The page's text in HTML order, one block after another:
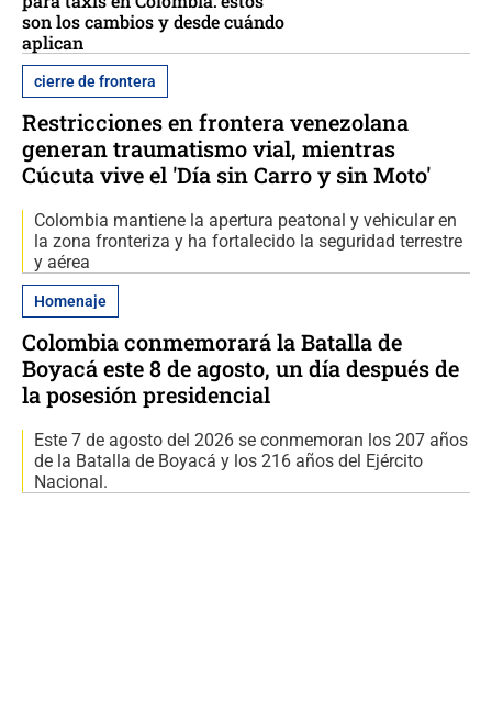
son los cambios y desde cuándo
aplican
cierre de frontera
Restricciones en frontera venezolana
generan traumatismo vial, mientras
Cúcuta vive el 'Día sin Carro y sin Moto'
Colombia mantiene la apertura peatonal y vehicular en
la zona fronteriza y ha fortalecido la seguridad terrestre
y aérea
Homenaje
Colombia conmemorará la Batalla de
Boyacá este 8 de agosto, un día después de
la posesión presidencial
Este 7 de agosto del 2026 se conmemoran los 207 años
de la Batalla de Boyacá y los 216 años del Ejército
Nacional.